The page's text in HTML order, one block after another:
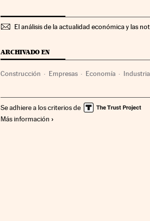
El análisis de la actualidad económica y las
ARCHIVADO EN
Construcción Empresas Economía Industria
Se adhiere a los criterios de
Más información